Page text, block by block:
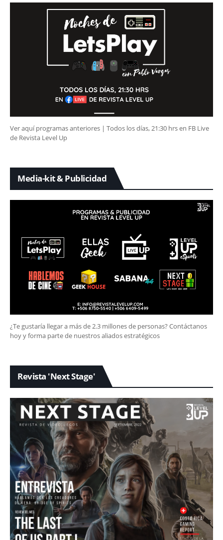
Ver aquí programas anteriores | Todos los días, 21:30 hrs en FB Live
de Revista Level Up
Media-kit & Publicidad
¿Te gustaría llegar a más de 2.3 millones de personas? Contáctanos
hoy y forma parte de nuestros aliados estratégicos
Revista 'Next Stage'